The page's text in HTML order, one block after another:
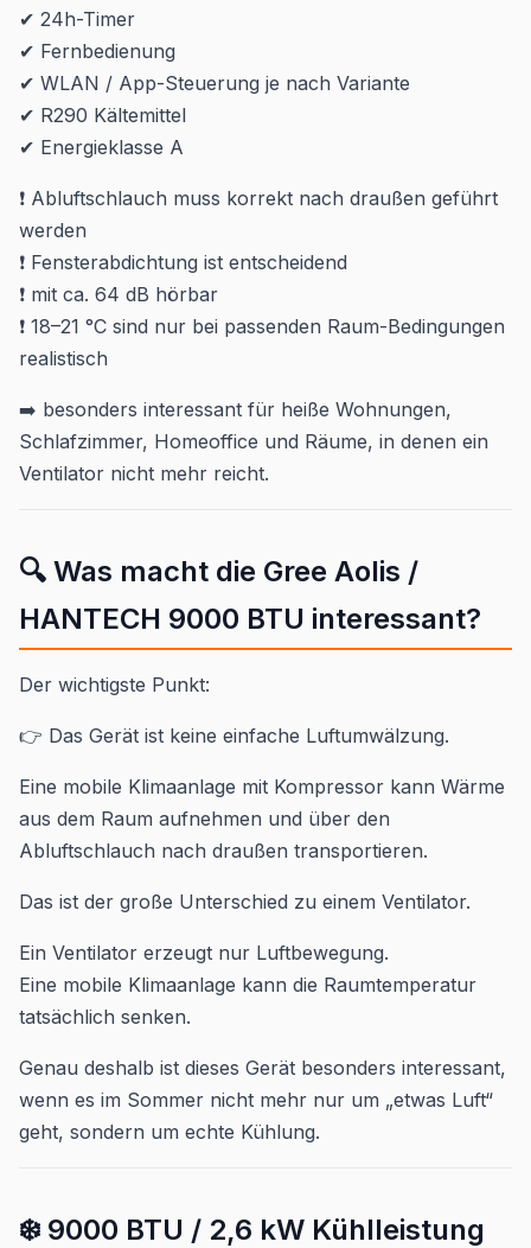
✔ 24h-Timer
✔ Fernbedienung
✔ WLAN / App-Steuerung je nach Variante
✔ R290 Kältemittel
✔ Energieklasse A
❗ Abluftschlauch muss korrekt nach draußen geführt
werden
❗ Fensterabdichtung ist entscheidend
❗ mit ca. 64 dB hörbar
❗ 18–21 °C sind nur bei passenden Raum-Bedingungen
realistisch
➡️ besonders interessant für heiße Wohnungen,
Schlafzimmer, Homeoffice und Räume, in denen ein
Ventilator nicht mehr reicht.
🔍 Was macht die Gree Aolis /
HANTECH 9000 BTU interessant?
Der wichtigste Punkt:
👉 Das Gerät ist keine einfache Luftumwälzung.
Eine mobile Klimaanlage mit Kompressor kann Wärme
aus dem Raum aufnehmen und über den
Abluftschlauch nach draußen transportieren.
Das ist der große Unterschied zu einem Ventilator.
Ein Ventilator erzeugt nur Luftbewegung.
Eine mobile Klimaanlage kann die Raumtemperatur
tatsächlich senken.
Genau deshalb ist dieses Gerät besonders interessant,
wenn es im Sommer nicht mehr nur um „etwas Luft“
geht, sondern um echte Kühlung.
❄️ 9000 BTU / 2,6 kW Kühlleistung